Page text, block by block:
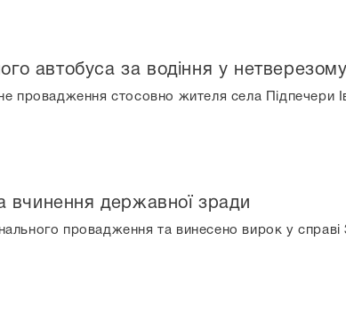
автобуса за водіння у нетверезому
провадження стосовно жителя села Підпечери
вчинення державної зради
провадження та винесено вирок у справі